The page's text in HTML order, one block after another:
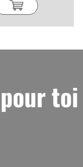
toi